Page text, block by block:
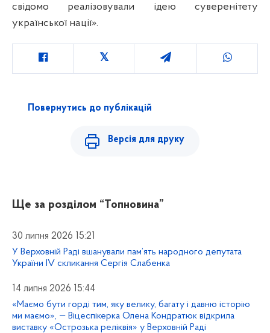
свідомо реалізовували ідею суверенітету
української нації».
Повернутись до публікацій
Версія для друку
Ще за розділом “Топновина”
30 липня 2026 15:21
У Верховній Раді вшанували пам’ять народного депутата
України IV скликання Сергія Слабенка
14 липня 2026 15:44
«Маємо бути горді тим, яку велику, багату і давню історію
ми маємо», — Віцеспікерка Олена Кондратюк відкрила
виставку «Острозька реліквія» у Верховній Раді